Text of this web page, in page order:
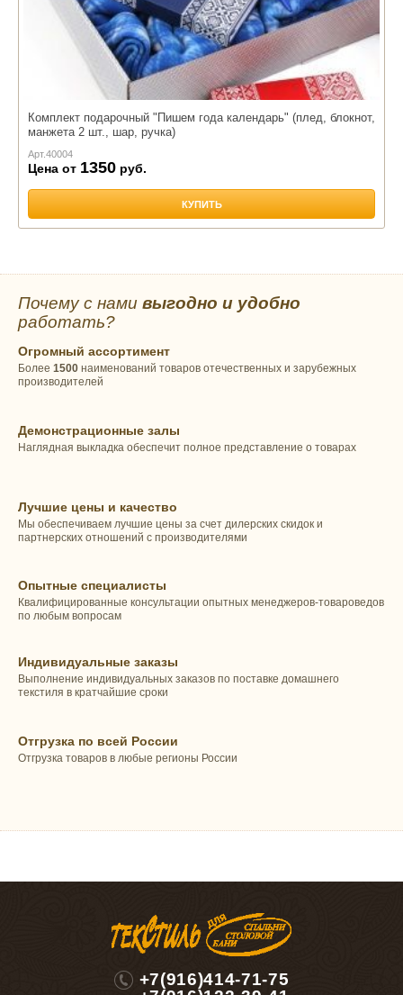
Комплект подарочный "Пишем года календарь" (плед, блокнот,
манжета 2 шт., шар, ручка)
Арт.40004
Цена от 1350 руб.
КУПИТЬ
Почему с нами выгодно и удобно
работать?
Огромный ассортимент
Более 1500 наименований товаров отечественных и зарубежных
производителей
Демонстрационные залы
Наглядная выкладка обеспечит полное представление о товарах
Лучшие цены и качество
Мы обеспечиваем лучшие цены за счет дилерских скидок и
партнерских отношений с производителями
Опытные специалисты
Квалифицированные консультации опытных менеджеров-товароведов
по любым вопросам
Индивидуальные заказы
Выполнение индивидуальных заказов по поставке домашнего
текстиля в кратчайшие сроки
Отгрузка по всей России
Отгрузка товаров в любые регионы России
+7(916)414-71-75